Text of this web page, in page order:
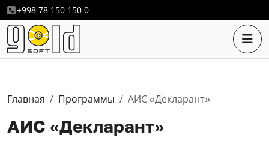
+998 78 150 150 0
Главная Программы АИС «Декларант»
АИС «Декларант»